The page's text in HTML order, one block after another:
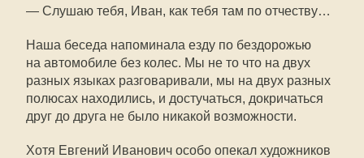
— Слушаю тебя, Иван, как тебя там по отчеству…
Наша беседа напоминала езду по бездорожью
на автомобиле без колес. Мы не то что на двух
разных языках разговаривали, мы на двух разных
полюсах находились, и достучаться, докричаться
друг до друга не было никакой возможности.
Хотя Евгений Иванович особо опекал художников